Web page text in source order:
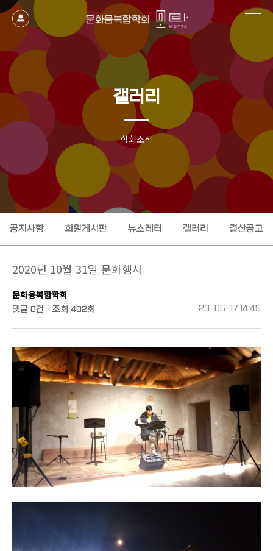
갤러리
학회소식
공지사항 회원게시판 뉴스레터 갤러리 결산공고
2020년 10월 31일 문화행사
문화융복합학회
댓글 0건 조회 402회 23-05-17 14:45